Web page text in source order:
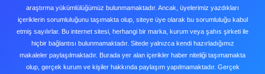
araştırma yükümlülüğümüz bulunmamaktadır. Ancak, üyelerimiz yazdıkları
içeriklerin sorumluluğunu taşımakta olup, siteye üye olarak bu sorumluluğu kabul
etmiş sayılırlar. Bu internet sitesi, herhangi bir marka, kurum veya şahıs şirketi ile
hiçbir bağlantısı bulunmamaktadır. Sitede yalnızca kendi hazırladığımız
makaleler paylaşılmaktadır. Burada yer alan içerikler haber niteliği taşımamakta
olup, gerçek kurum ve kişiler hakkında paylaşım yapılmamaktadır. Gerçek